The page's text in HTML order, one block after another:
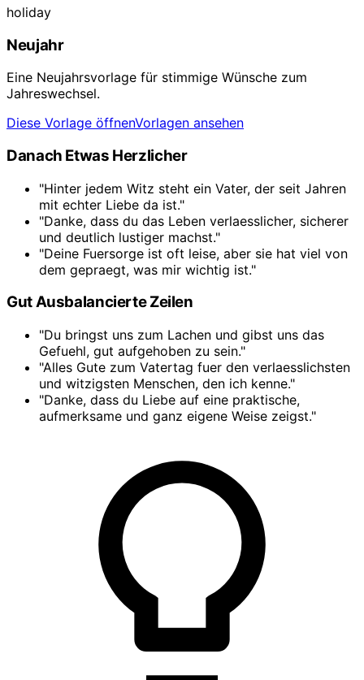
holiday
Neujahr
Eine Neujahrsvorlage für stimmige Wünsche zum
Jahreswechsel.
Diese Vorlage öffnenVorlagen ansehen
Danach Etwas Herzlicher
"Hinter jedem Witz steht ein Vater, der seit Jahren
mit echter Liebe da ist."
"Danke, dass du das Leben verlaesslicher, sicherer
und deutlich lustiger machst."
"Deine Fuersorge ist oft leise, aber sie hat viel von
dem gepraegt, was mir wichtig ist."
Gut Ausbalancierte Zeilen
"Du bringst uns zum Lachen und gibst uns das
Gefuehl, gut aufgehoben zu sein."
"Alles Gute zum Vatertag fuer den verlaesslichsten
und witzigsten Menschen, den ich kenne."
"Danke, dass du Liebe auf eine praktische,
aufmerksame und ganz eigene Weise zeigst."